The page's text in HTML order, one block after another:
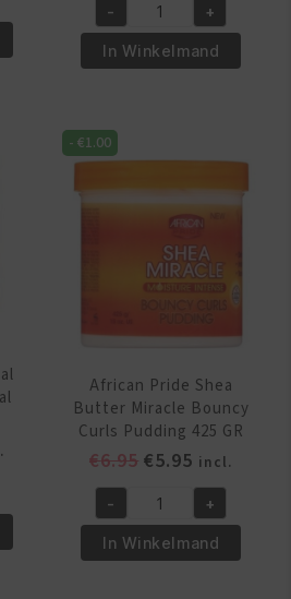
was:
€6.95.
is:
€5.95.
African
Pride
Shea
Miracle
Silky
Moisturizer
aantal
- +
In Winkelmand
-€1.00
African Pride Shea
Butter Miracle Bouncy
Curls Pudding 425 GR
€6.95
was:
€6.95.
€5.95 Huidige
prijs
is:
€5.95.
incl.
African
Pride
Shea
- +
In Winkelmand